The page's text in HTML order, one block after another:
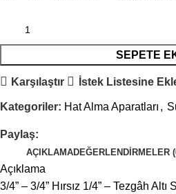
SEPETE
Karşılaştır İstek Listesine
Kategoriler: Hat Alma Aparatları ,
Paylaş:
AÇIKLAMADEĞERLENDIRMELER
Açıklama
3/4” – 3/4” Hırsız 1/4” – Tezgâh